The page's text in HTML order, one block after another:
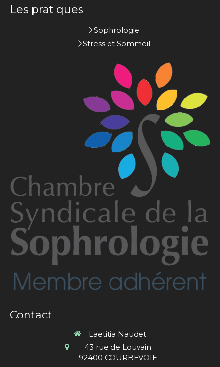
Les pratiques
Sophrologie
Stress et Sommeil
Contact
Laetitia Naudet
43 rue de Louvain
92400 COURBEVOIE